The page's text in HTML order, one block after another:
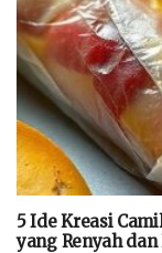
5 Ide Kreasi
yang Renyah dan